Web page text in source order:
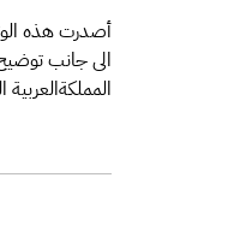
أصدرت هذه
الى جانب